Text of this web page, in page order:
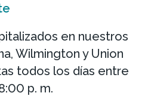
en nuestros
Wilmington y Union
todos los días entre
p. m.